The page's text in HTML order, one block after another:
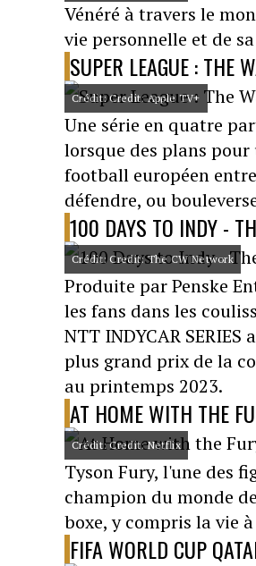
Vénéré à travers le
vie personnelle et de
SUPER LEAGUE : THE
Crédit: Credit: Apple TV+
Une série en quatre
lorsque des plans
football européen
défendre, ou
100 DAYS TO INDY -
Crédit: Credit: The CW Network
Produite par Penske
les fans dans les
NTT INDYCAR
plus grand prix de la
au printemps 2023.
AT HOME WITH THE
Crédit: Credit: Netflix
Tyson Fury, l'une des
champion du monde
boxe, y compris la vie
FIFA WORLD CUP